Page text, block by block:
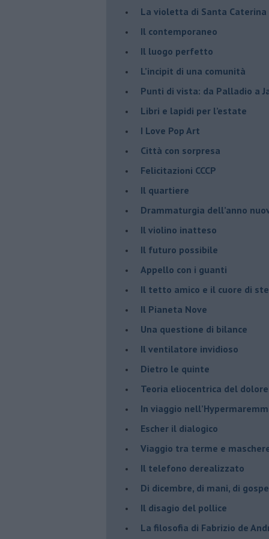
​La violetta di Santa Caterina
​Il contemporaneo
​Il luogo perfetto
​L’incipit di una comunità
Punti di vista: da Palladio a
​Libri e lapidi per l’estate
​I Love Pop Art
Città con sorpresa
Felicitazioni CCCP
​Il quartiere
​Drammaturgia dell’anno
​Il violino inatteso
​Il futuro possibile
​Appello con i guanti
​Il tetto amico e il cuore di
​Il Pianeta Nove
​Una questione di bilance
​Il ventilatore invidioso
​Dietro le quinte
​Teoria eliocentrica del dolore
In viaggio
​Escher il dialogico
​Viaggio tra terme e
Il telefono derealizzato
​Di dicembre, di mani, di
​Il disagio del pollice
​La filosofia di Fabrizio de